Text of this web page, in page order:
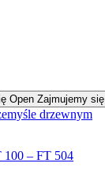
Open Zajmujemy się
drzewnym
100 – FT 504